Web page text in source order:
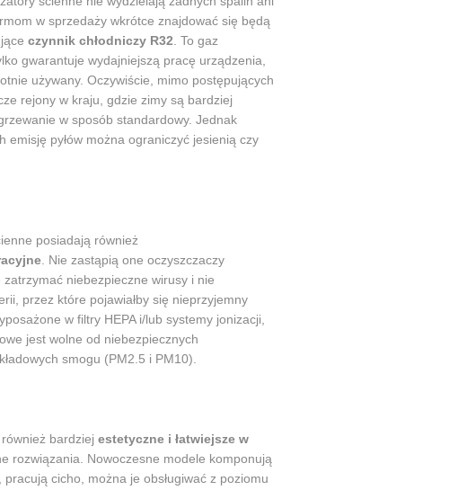
w sprzedaży wkrótce znajdować się będą
czynnik chłodniczy R32. To gaz
gwarantuje wydajniejszą pracę urządzenia,
używany. Oczywiście, mimo postępujących
rejony w kraju, gdzie zimy są bardziej
w sposób standardowy. Jednak
emisję pyłów można ograniczyć jesienią czy
posiadają również
. Nie zastąpią one oczyszczaczy
niebezpieczne wirusy i nie
przez które pojawiałby się nieprzyjemny
w filtry HEPA i/lub systemy jonizacji,
jest wolne od niebezpiecznych
smogu (PM2.5 i PM10).
bardziej estetyczne i łatwiejsze w
rozwiązania. Nowoczesne modele komponują
cicho, można je obsługiwać z poziomu